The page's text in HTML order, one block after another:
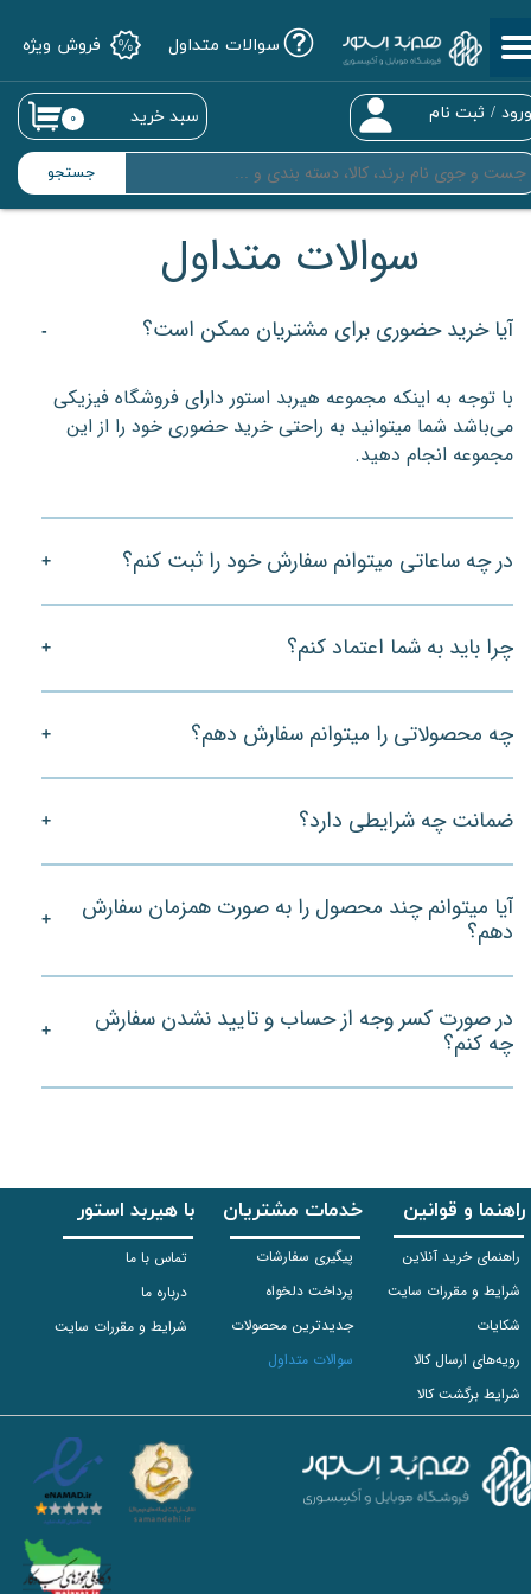
جستجو
/ ثبت نام
حساب کاربری من
تغییر گذر واژه
سفارشات
خروج از حساب کاربری
۰ سبد خرید
سوالات متداول فروش ویژه
آیا خرید حضوری برای مشتریان ممکن است؟
مجموعه انجام دهید.
در چه ساعاتی میتوانم سفارش خود را ثبت کنم؟
چرا باید به شما اعتماد کنم؟
چه محصولاتی را میتوانم سفارش دهم؟
ضمانت چه شرایطی دارد؟
آیا میتوانم چند محصول را به صورت همزمان سفارش
دهم؟
در صورت کسر وجه از حساب و تایید نشدن سفارش
چه کنم؟
سوالات متداول
راهنما و قوانین
راهنمای خرید آنلاین
شرایط و مقررات سایت
شکایات
رویه‌های ارسال کالا
شرایط برگشت کالا
خدمات مشتریان
پیگیری سفارشات
پرداخت دلخواه
جدیدترین محصولات
سوالات متداول
با هیربد استور
تماس با ما
درباره ما
شرایط و مقررات سایت